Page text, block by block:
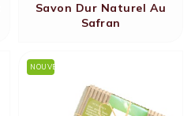
Savon Dur Naturel Au
Safran
NOUVEAU